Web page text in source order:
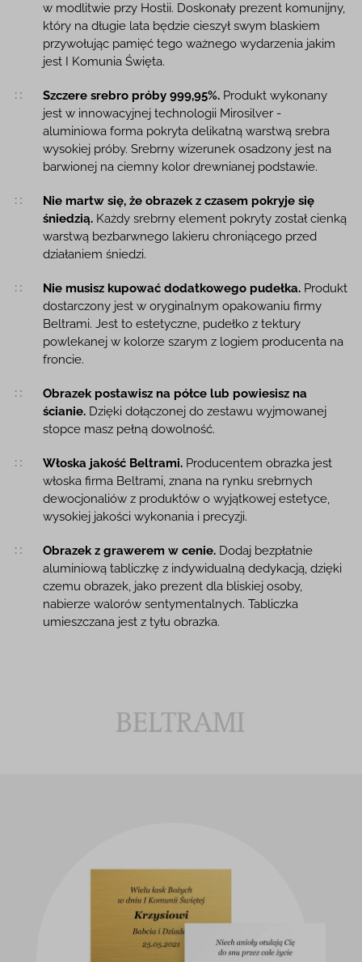
w modlitwie przy Hostii. Doskonały prezent komunijny,
który na długie lata będzie cieszył swym blaskiem
przywołując pamięć tego ważnego wydarzenia jakim
jest I Komunia Święta.
Szczere srebro próby 999,95%.Produkt wykonany
jest w innowacyjnej technologii Mirosilver -
aluminiowa forma pokryta delikatną warstwą srebra
wysokiej próby. Srebrny wizerunek osadzony jest na
barwionej na ciemny kolor drewnianej podstawie.
Nie martw się, że obrazek z czasem pokryje się
śniedzią.Każdy srebrny element pokryty został cienką
warstwą bezbarwnego lakieru chroniącego przed
działaniem śniedzi.
Nie musisz kupować dodatkowego pudełka.Produkt
dostarczony jest w oryginalnym opakowaniu firmy
Beltrami. Jest to estetyczne, pudełko z tektury
powlekanej w kolorze szarym z logiem producenta na
froncie.
Obrazek postawisz na półce lub powiesisz na
ścianie.Dzięki dołączonej do zestawu wyjmowanej
stopce masz pełną dowolność.
Włoska jakość Beltrami.Producentem obrazka jest
włoska firma Beltrami, znana na rynku srebrnych
dewocjonaliów z produktów o wyjątkowej estetyce,
wysokiej jakości wykonania i precyzji.
Obrazek z grawerem w cenie.Dodaj bezpłatnie
aluminiową tabliczkę z indywidualną dedykacją, dzięki
czemu obrazek, jako prezent dla bliskiej osoby,
nabierze walorów sentymentalnych. Tabliczka
umieszczana jest z tyłu obrazka.